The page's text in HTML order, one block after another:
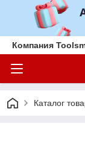
Компания
Каталог